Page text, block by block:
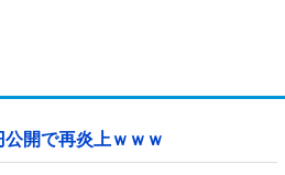
開で再炎上ｗｗｗ